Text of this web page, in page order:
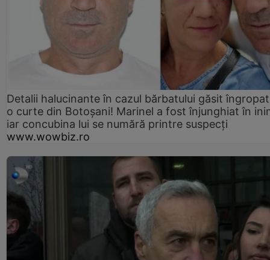
Detalii halucinante în cazul bărbatului găsit
o curte din Botoșani! Marinel a fost înjunghiat în
iar concubina lui se numără printre suspecți
www.wowbiz.ro